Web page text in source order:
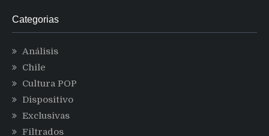
Categorias
Análisis
Chile
Cultura POP
Dispositivo
Exclusivas
Filtrados